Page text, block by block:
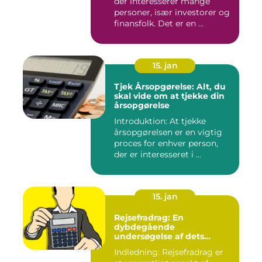
personer, især investorer og
finansfolk. Det er en ...
15. jan
Tjek Årsopgørelse: Alt, du
skal vide om at tjekke din
årsopgørelse
Introduktion: At tjekke
årsopgørelsen er en vigtig
proces for enhver person,
der er interesseret i ...
15. jan
Rejsefradrag: En
dybdegående
undersøgelse af dets
vigtighed for investorer og
Indledning: Rejsefradrag er